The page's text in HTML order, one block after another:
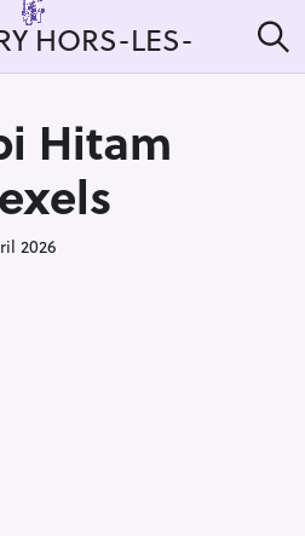
HORS-LES-
e
Hitam
2026